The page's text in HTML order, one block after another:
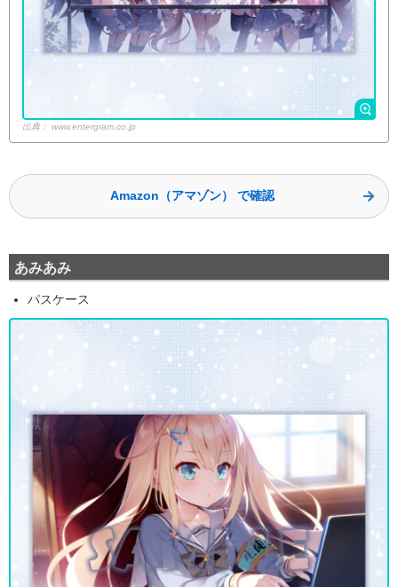
出典： www.entergram.co.jp
Amazon（アマゾン） で確認
あみあみ
パスケース